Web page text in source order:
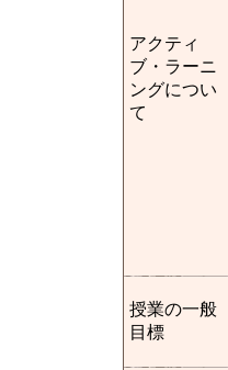
アクティ
ブ・ラーニ
ングについ
て
授業の一般
目標